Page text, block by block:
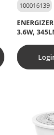
100016139
3.6W,